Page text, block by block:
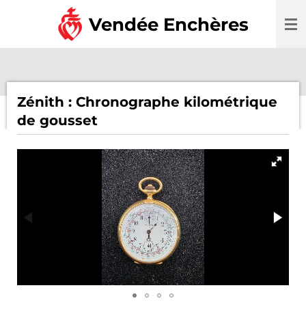
Vendée Enchères
Zénith : Chronographe kilométrique
de gousset